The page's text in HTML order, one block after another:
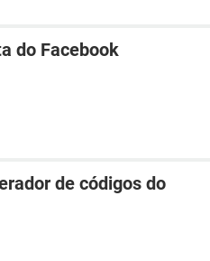
do Facebook
de códigos do